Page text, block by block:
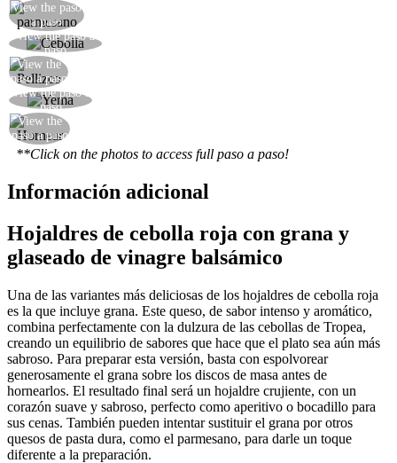
View the paso
a paso
View the paso a
paso
View the
paso a paso
View the paso a
paso
View the
paso a paso
**Click on the photos to access full paso a paso!
Información adicional
Hojaldres de cebolla roja con grana y
glaseado de vinagre balsámico
Una de las variantes más deliciosas de los hojaldres de cebolla roja
es la que incluye grana. Este queso, de sabor intenso y aromático,
combina perfectamente con la dulzura de las cebollas de Tropea,
creando un equilibrio de sabores que hace que el plato sea aún más
sabroso. Para preparar esta versión, basta con espolvorear
generosamente el grana sobre los discos de masa antes de
hornearlos. El resultado final será un hojaldre crujiente, con un
corazón suave y sabroso, perfecto como aperitivo o bocadillo para
sus cenas. También pueden intentar sustituir el grana por otros
quesos de pasta dura, como el parmesano, para darle un toque
diferente a la preparación.